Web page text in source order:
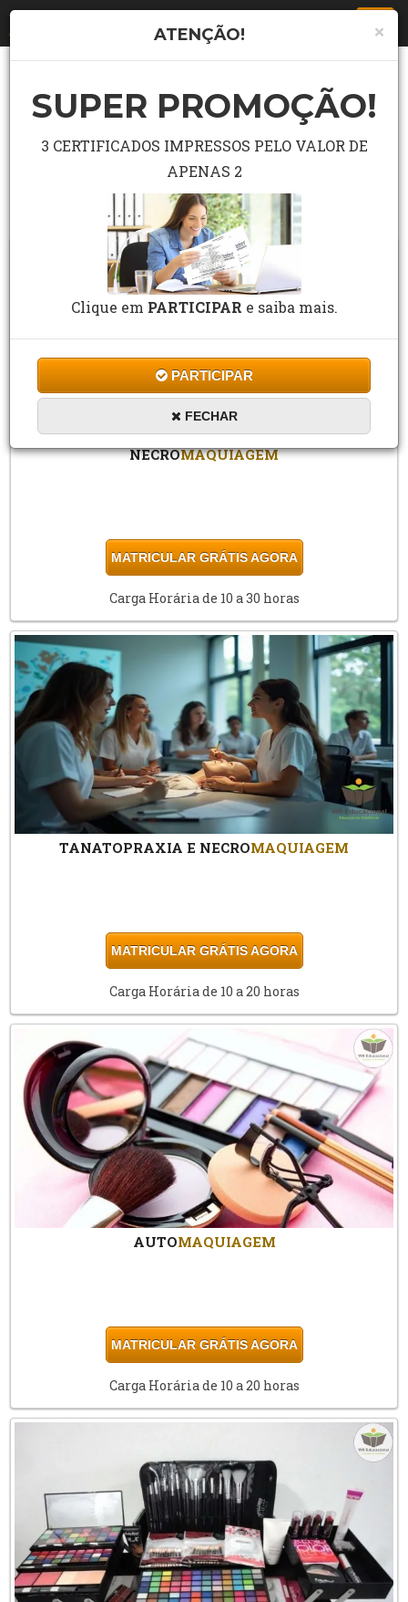
LISTA COMPLETA DE CURSO
Pesquisar curso grátis no campo abaixo.
NECROMAQUIAGEM
MATRICULAR GRÁTIS AGORA
Carga Horária de 10 a 30 horas
TANATOPRAXIA E NECROMAQUIAGEM
MATRICULAR GRÁTIS AGORA
Carga Horária de 10 a 20 horas
AUTOMAQUIAGEM
MATRICULAR GRÁTIS AGORA
Carga Horária de 10 a 20 horas
×
ATENÇÃO!
SUPER PROMOÇÃO!
3 CERTIFICADOS IMPRESSOS PELO VALOR DE
APENAS 2
Clique em PARTICIPAR e saiba mais.
PARTICIPAR
FECHAR